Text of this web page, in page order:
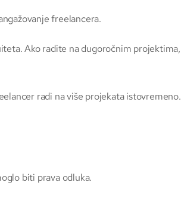
freelancera.
Ako radite na dugoročnim projektima,
radi na više projekata istovremeno.
biti prava odluka.